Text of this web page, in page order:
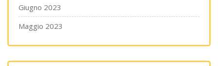
Giugno 2023
Maggio 2023